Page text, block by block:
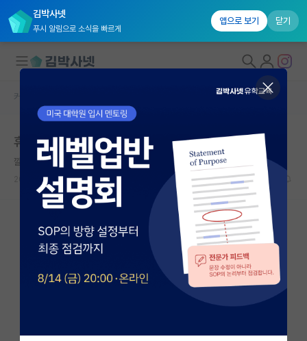
김박사넷
푸시 알림으로 소식을 빠르게
앱으로 보기 닫기
대학원생 모집
국내대학원 정보
연구실&오픈랩
커뮤니티
커뮤니티 홈
전체글보기
베스트 게시판
자유 게시판(아무개랩)
커뮤니티 홈
휴학 중 학술발표대회
깔끔한 앨런 튜링
2024.06.06 0 894